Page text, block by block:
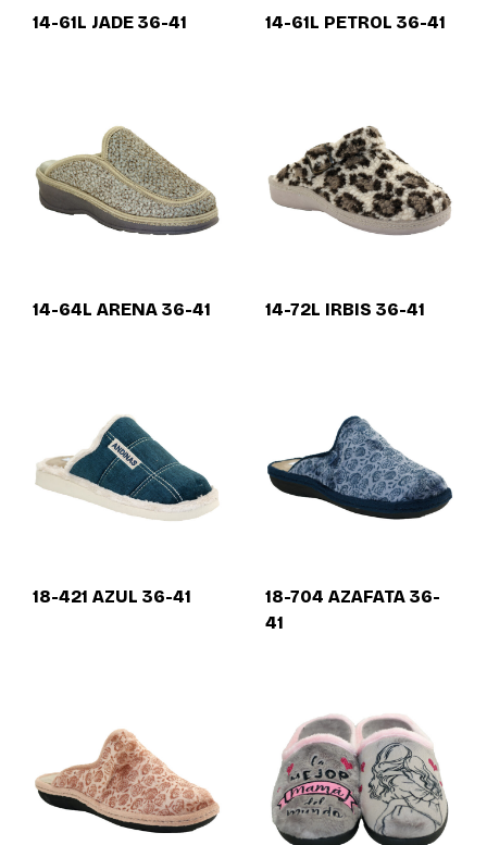
14-61L JADE 36-41 14-61L PETROL 36-41
14-64L ARENA 36-41 14-72L IRBIS 36-41
18-421 AZUL 36-41
18-704 AZAFATA 36-
41